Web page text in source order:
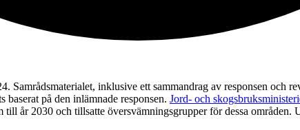
Samrådsmaterialet, inklusive ett sammandrag av responsen och
på den inlämnade responsen. Jord- och
år 2030 och tillsatte översvämningsgrupper för dessa områden.